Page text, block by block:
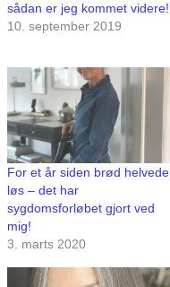
sådan er jeg kommet videre!
10. september 2019
For et år siden brød helvede
løs – det har
sygdomsforløbet gjort ved
mig!
3. marts 2020